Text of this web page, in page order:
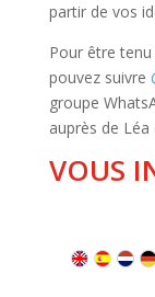
partir de vos
Pour être
pouvez suivre
groupe
auprès de
VOUS